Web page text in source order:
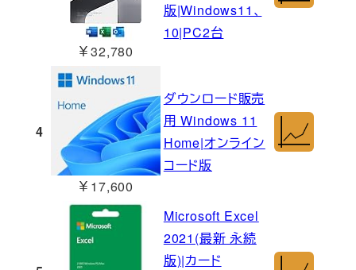
￥32,780
版|Windows11、
10|PC2台
4
￥17,600
ダウンロード販売
用 Windows 11
Home|オンライン
コード版
Microsoft Excel
2021(最新 永続
版)|カード